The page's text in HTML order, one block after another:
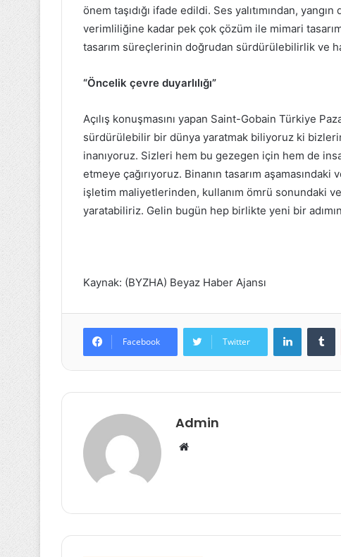
önem taşıdığı ifade edildi. Ses yalıtımından,
verimliliğine kadar pek çok çözüm ile mimari
tasarım süreçlerinin doğrudan sürdürülebilirlik ve
“Öncelik çevre duyarlılığı”
Açılış konuşmasını yapan Saint-Gobain Türkiye
sürdürülebilir bir dünya yaratmak biliyoruz ki
inanıyoruz. Sizleri hem bu gezegen için hem de
etmeye çağırıyoruz. Binanın tasarım
işletim maliyetlerinden, kullanım ömrü sonundaki
yaratabiliriz. Gelin bugün hep birlikte yeni bir
Kaynak: (BYZHA) Beyaz Haber Ajansı
Facebook Twitter
LinkedIn
Admin
Web